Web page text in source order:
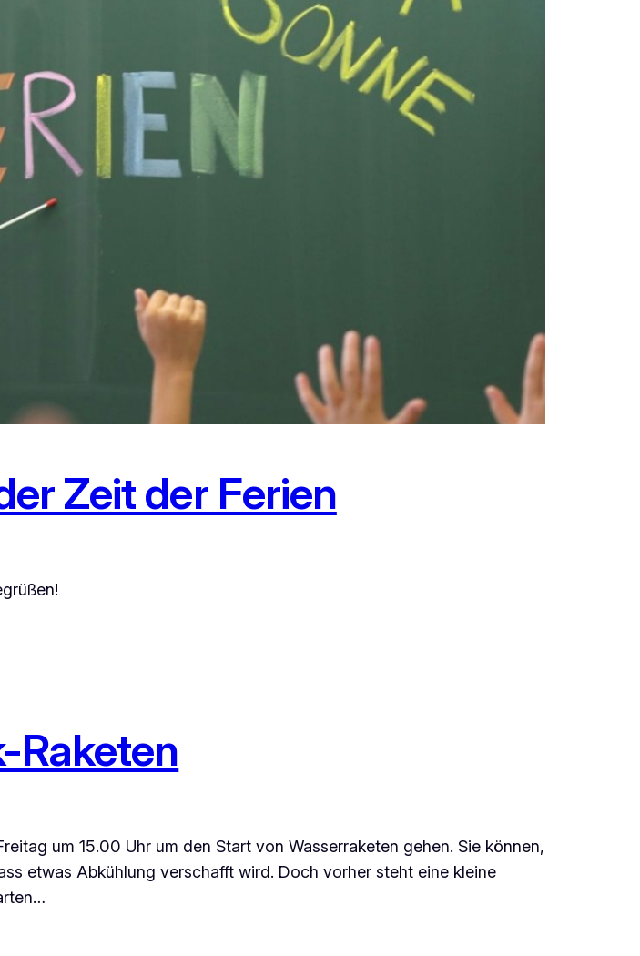
Zeit der Ferien
Raketen
um 15.00 Uhr um den Start von Wasserraketen gehen. Sie können,
etwas Abkühlung verschafft wird. Doch vorher steht eine kleine